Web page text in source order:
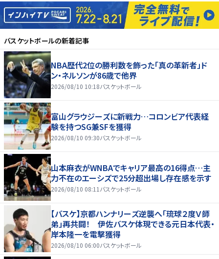
バスケットボールの新着記事
NBA歴代2位の勝利数を飾った「真の革新者」ド
ン・ネルソンが86歳で他界
2026/08/10 10:18バスケットボール
富山グラウジーズに新戦力…コロンビア代表経
験を持つSG兼SFを獲得
2026/08/10 09:30バスケットボール
山本麻衣がWNBAでキャリア最高の16得点…主
力不在のエーシズで25分超出場し存在感を示す
2026/08/10 08:11 バスケットボール
【バスケ】京都ハンナリーズ逆襲へ「琉球２度Ｖ師
弟」再共闘！ 伊佐バスケ体現できる元日本代表・
岸本隆一を電撃獲得
2026/08/10 06:00バスケットボール